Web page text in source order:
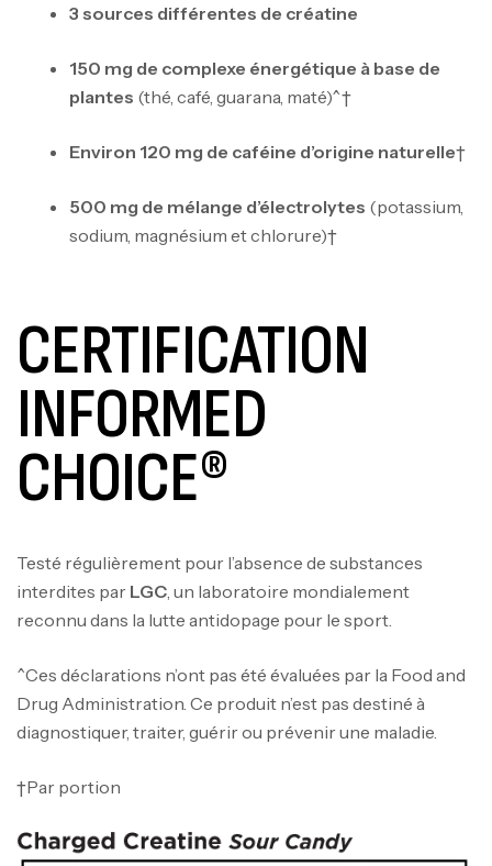
3 sources différentes de créatine
150 mg de complexe énergétique à base de
plantes (thé, café, guarana, maté)^†
Environ 120 mg de caféine d’origine naturelle†
500 mg de mélange d’électrolytes (potassium,
sodium, magnésium et chlorure)†
CERTIFICATION
INFORMED
CHOICE®
Testé régulièrement pour l’absence de substances
interdites par LGC, un laboratoire mondialement
reconnu dans la lutte antidopage pour le sport.
^Ces déclarations n’ont pas été évaluées par la Food and
Drug Administration. Ce produit n’est pas destiné à
diagnostiquer, traiter, guérir ou prévenir une maladie.
†Par portion